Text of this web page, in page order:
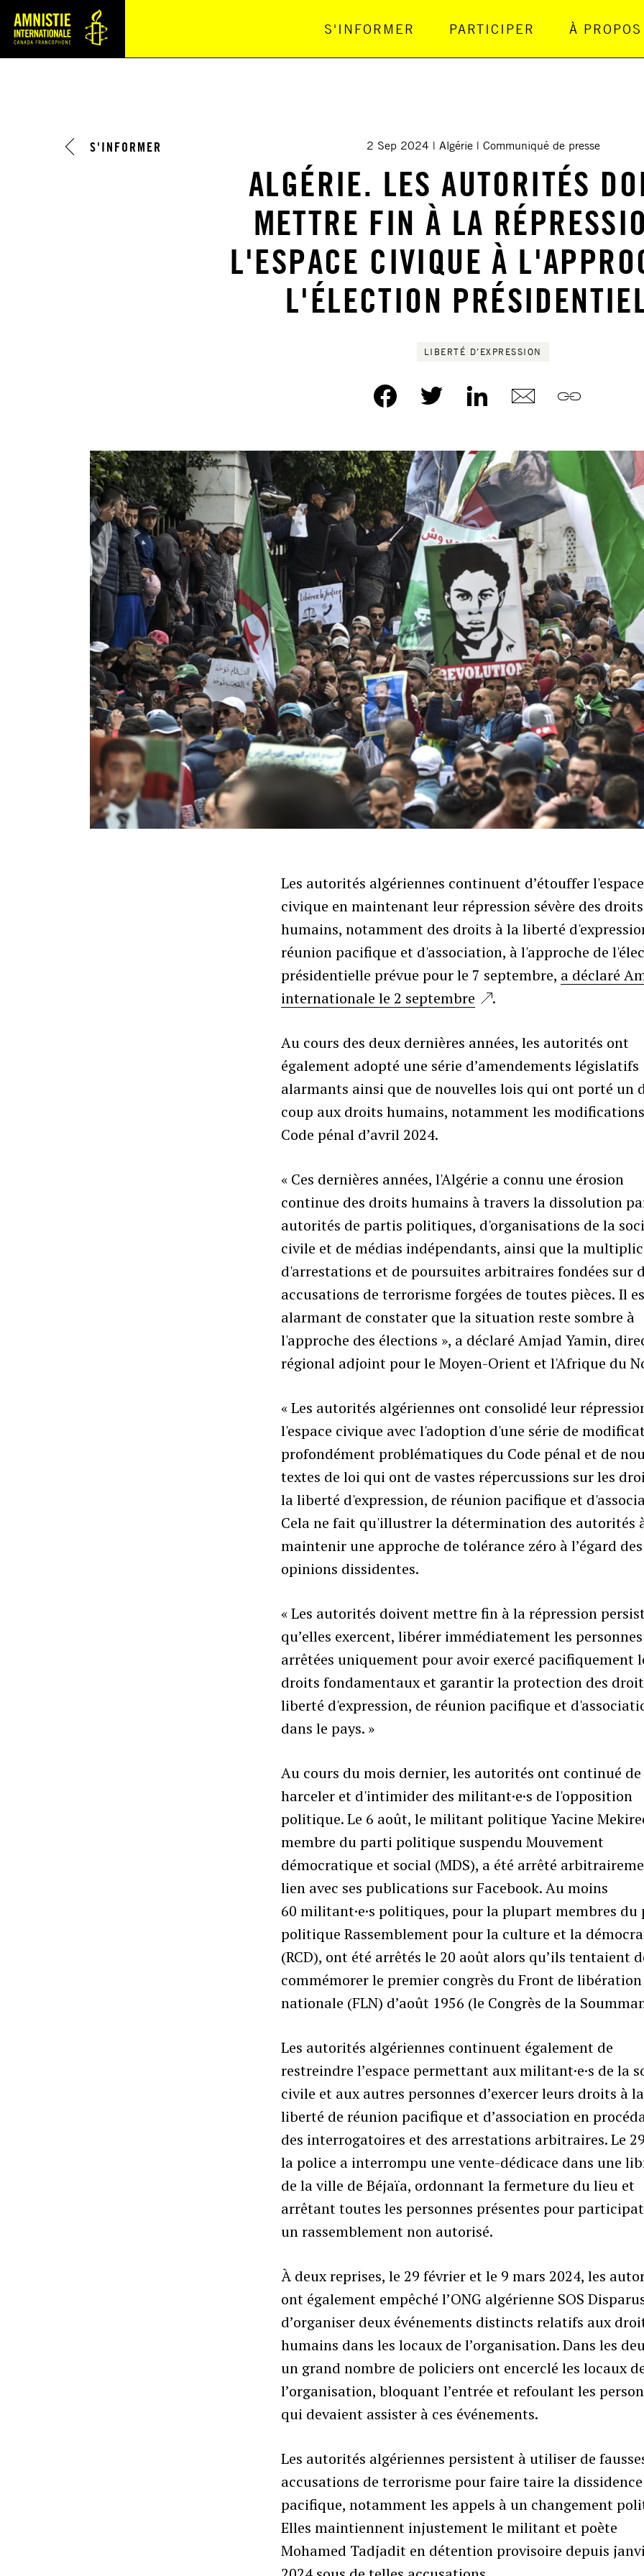
Navigation Principale
S'INFORMER PARTICIPER À PROPOS
S'INFORMER 2 Sep 2024 Algérie Communiqué de presse
ALGÉRIE. LES AUTORITÉS
METTRE FIN À LA
L'ESPACE CIVIQUE À
L'ÉLECTION
LIBERTÉ D’EXPRESSION
Les autorités algériennes continuent d’étouffer l'espace
civique en maintenant leur répression sévère des droits
humains, notamment des droits à la liberté
réunion pacifique et d'association, à l'approche de
présidentielle prévue pour le 7 septembre, a déclaré
internationale le 2 septembre
.
Au cours des deux dernières années, les autorités ont
également adopté une série d’amendements législatifs
alarmants ainsi que de nouvelles lois qui ont porté un
coup aux droits humains, notamment les
Code pénal d’avril 2024.
« Ces dernières années, l'Algérie a connu une érosion
continue des droits humains à travers la dissolution
autorités de partis politiques, d'organisations de la
civile et de médias indépendants, ainsi que la
d'arrestations et de poursuites arbitraires fondées sur
accusations de terrorisme forgées de toutes pièces. Il
alarmant de constater que la situation reste sombre à
l'approche des élections », a déclaré Amjad Yamin,
régional adjoint pour le Moyen-Orient et l'Afrique du
« Les autorités algériennes ont consolidé leur
l'espace civique avec l'adoption d'une série de
profondément problématiques du Code pénal et de
textes de loi qui ont de vastes répercussions sur les
la liberté d'expression, de réunion pacifique et
Cela ne fait qu'illustrer la détermination des autorités
maintenir une approche de tolérance zéro à l’égard des
opinions dissidentes.
« Les autorités doivent mettre fin à la répression
qu’elles exercent, libérer immédiatement les personnes
arrêtées uniquement pour avoir exercé pacifiquement
droits fondamentaux et garantir la protection des
liberté d'expression, de réunion pacifique et
dans le pays. »
Au cours du mois dernier, les autorités ont continué de
harceler et d'intimider des militant·e·s de l'opposition
politique. Le 6 août, le militant politique Yacine
membre du parti politique suspendu Mouvement
démocratique et social (MDS), a été arrêté
lien avec ses publications sur Facebook. Au moins
60 militant·e·s politiques, pour la plupart membres du
politique Rassemblement pour la culture et la
(RCD), ont été arrêtés le 20 août alors qu’ils tentaient
commémorer le premier congrès du Front de libération
nationale (FLN) d’août 1956 (le Congrès de la
Les autorités algériennes continuent également de
restreindre l’espace permettant aux militant·e·s de la
civile et aux autres personnes d’exercer leurs droits à la
liberté de réunion pacifique et d’association en
des interrogatoires et des arrestations arbitraires. Le
la police a interrompu une vente-dédicace dans une
de la ville de Béjaïa, ordonnant la fermeture du lieu et
arrêtant toutes les personnes présentes pour
un rassemblement non autorisé.
À deux reprises, le 29 février et le 9 mars 2024, les
ont également empêché l’ONG algérienne SOS
d’organiser deux événements distincts relatifs aux
humains dans les locaux de l’organisation. Dans les
un grand nombre de policiers ont encerclé les locaux
l’organisation, bloquant l’entrée et refoulant les
qui devaient assister à ces événements.
Les autorités algériennes persistent à utiliser de
accusations de terrorisme pour faire taire la dissidence
pacifique, notamment les appels à un changement
Elles maintiennent injustement le militant et poète
Mohamed Tadjadit en détention provisoire depuis